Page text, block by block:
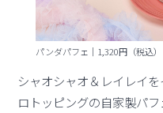
パンダパフェ｜1,320円（税込）
シャオシャオ＆レイレイ
ロトッピングの自家製パフ